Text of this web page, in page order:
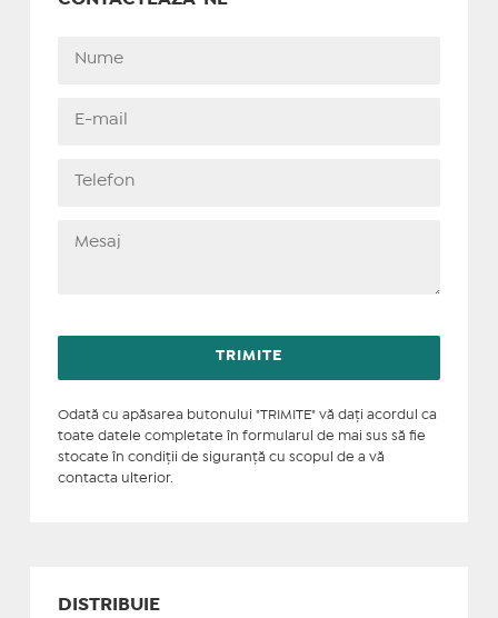
Odată cu apăsarea butonului "TRIMITE" vă daţi acordul ca
toate datele completate în formularul de mai sus să fie
stocate în condiţii de siguranţă cu scopul de a vă
contacta ulterior.
DISTRIBUIE